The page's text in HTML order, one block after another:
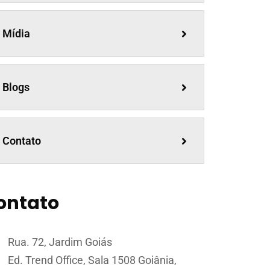
Mídia
Blogs
Contato
Rua. 72, Jardim Goiás
Ed. Trend Office, Sala 1508 Goiânia,